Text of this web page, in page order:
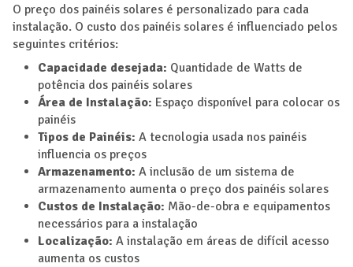
O preço dos painéis solares é personalizado para cada
instalação. O custo dos painéis solares é influenciado pelos
seguintes critérios:
Capacidade desejada: Quantidade de Watts de
potência dos painéis solares
Área de Instalação: Espaço disponível para colocar os
painéis
Tipos de Painéis: A tecnologia usada nos painéis
influencia os preços
Armazenamento: A inclusão de um sistema de
armazenamento aumenta o preço dos painéis solares
Custos de Instalação: Mão-de-obra e equipamentos
necessários para a instalação
Localização: A instalação em áreas de difícil acesso
aumenta os custos